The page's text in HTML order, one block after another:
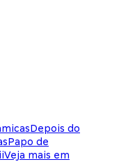
Depois do
Papo de
Veja mais em